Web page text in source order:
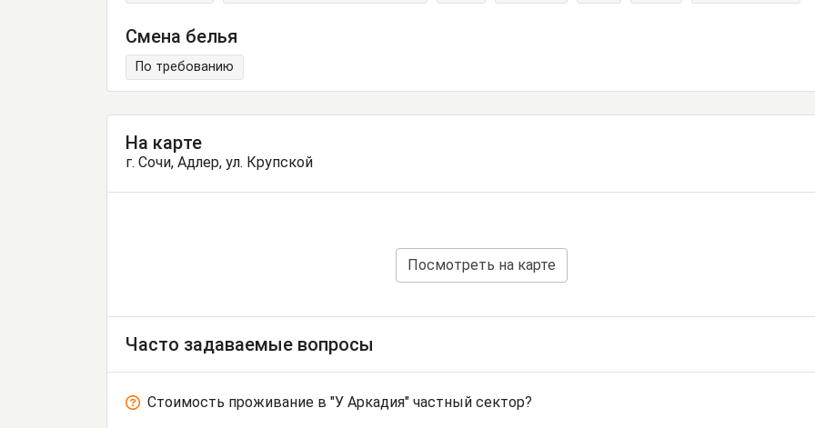
Смена белья
По требованию
На карте
г. Сочи, Адлер, ул. Крупской
Посмотреть на карте
Часто задаваемые вопросы
Стоимость проживание в "У Аркадия" частный сектор?